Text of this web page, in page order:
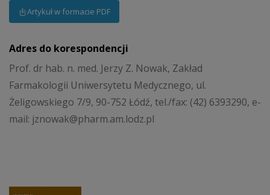
Artykuł w formacie PDF
Adres do korespondencji
Prof. dr hab. n. med. Jerzy Z. Nowak, Zakład
Farmakologii Uniwersytetu Medycznego, ul.
Żeligowskiego 7/9, 90-752 Łódź, tel./fax: (42) 6393290, e-
mail: jznowak@pharm.am.lodz.pl